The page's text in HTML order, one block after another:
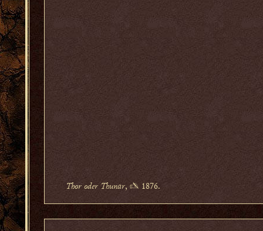
Thor oder Thunar, ✍ 1876.